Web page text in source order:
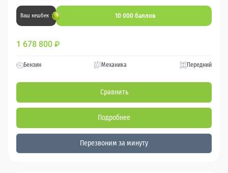
Ваш кешбек 10 000 баллов
1 678 800 ₽
Бензин Механика Передний
Сравнить
Подробнее
Перезвоним за минуту